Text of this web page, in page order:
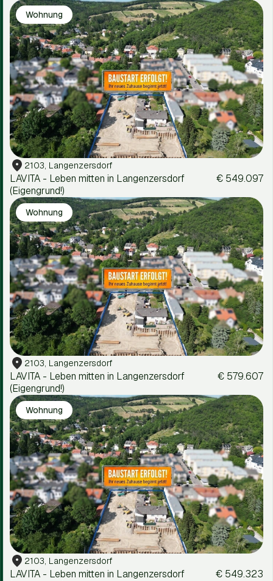
Wohnung
2103, Langenzersdorf
LAVITA - Leben mitten in Langenzersdorf
(Eigengrund!)
€ 549.097
Wohnung
2103, Langenzersdorf
LAVITA - Leben mitten in Langenzersdorf
(Eigengrund!)
€ 579.607
Wohnung
2103, Langenzersdorf
LAVITA - Leben mitten in Langenzersdorf
€ 549.323